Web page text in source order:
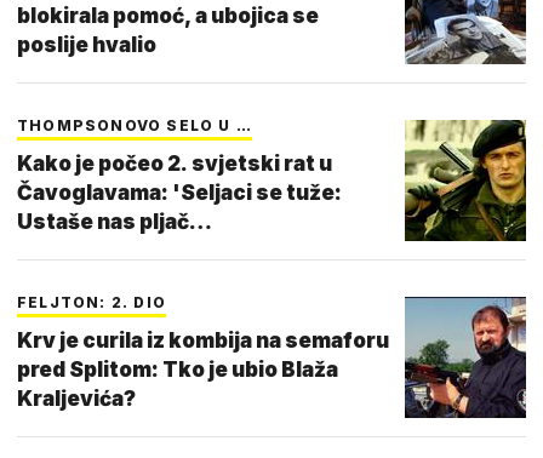
blokirala pomoć, a ubojica se
poslije hvalio
THOMPSONOVO SELO U …
Kako je počeo 2. svjetski rat u
Čavoglavama: 'Seljaci se tuže:
Ustaše nas pljač…
FELJTON: 2. DIO
Krv je curila iz kombija na semaforu
pred Splitom: Tko je ubio Blaža
Kraljevića?